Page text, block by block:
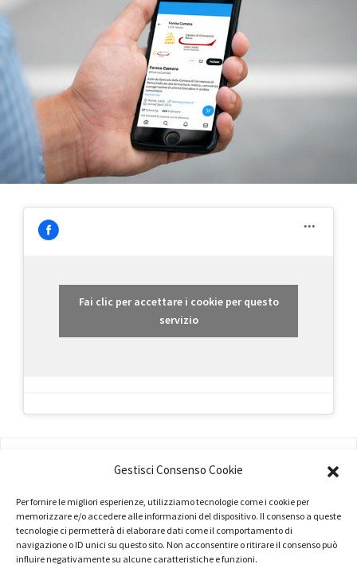
Gestisci Consenso Cookie
Per fornire le migliori esperienze, utilizziamo tecnologie come i cookie per
memorizzare e/o accedere alle informazioni del dispositivo. Il consenso a queste
tecnologie ci permetterà di elaborare dati come il comportamento di
navigazione o ID unici su questo sito. Non acconsentire o ritirare il consenso può
influire negativamente su alcune caratteristiche e funzioni.
Fai clic per accettare i cookie per questo
servizio
TERMINI E CONDIZIONI
PRIVACY POLICY